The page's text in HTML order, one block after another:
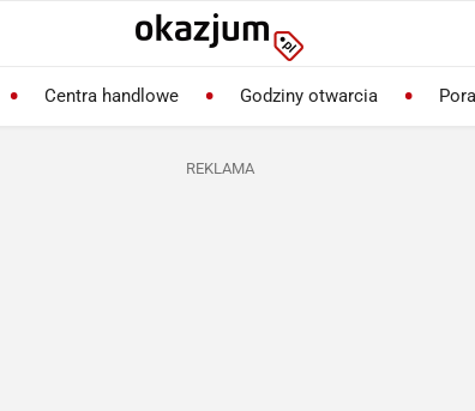
Centra handlowe Godziny otwarcia
REKLAMA